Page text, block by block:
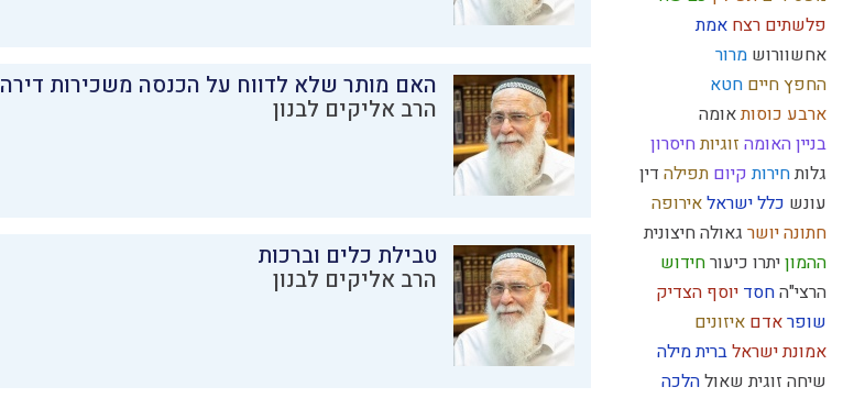
פלשתים רצח אמת
אחשוורוש מרור
החפץ חיים חטא
ארבע כוסותאומה
בניין האומה זוגיותחיסרון
גלותחירות קיום תפילה דין
עונש כלל ישראלאירופה
חתונהיושר גאולה חיצונית
ההמוןיתרו כיעורחידוש
הרצי"החסד יוסף הצדיק
שופראדם איזונים
אמונת ישראלברית מילה
שיחה זוגיתשאולהלכה
האם מותר שלא לדווח על הכנסה משכירות דירה
הרב אליקים לבנון
טבילת כלים וברכות
הרב אליקים לבנון